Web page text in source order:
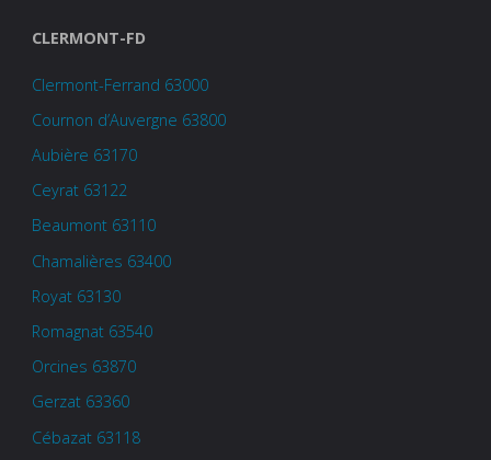
CLERMONT-FD
Clermont-Ferrand 63000
Cournon d’Auvergne 63800
Aubière 63170
Ceyrat 63122
Beaumont 63110
Chamalières 63400
Royat 63130
Romagnat 63540
Orcines 63870
Gerzat 63360
Cébazat 63118